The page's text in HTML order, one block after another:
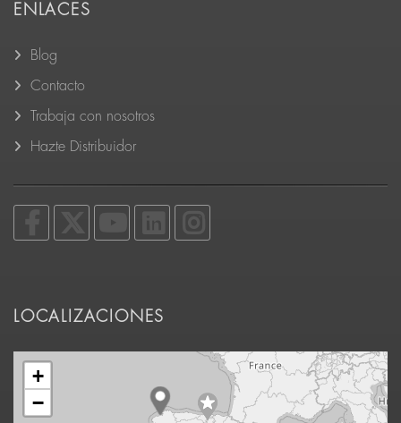
ENLACES
Blog
Contacto
Trabaja con nosotros
Hazte Distribuidor
LOCALIZACIONES
+
−